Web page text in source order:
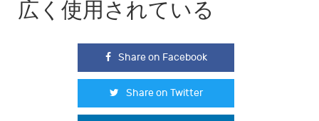
広く使用されている
Share on Facebook
Share on Twitter